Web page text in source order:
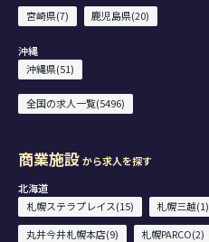
宮崎県(7)
鹿児島県(20)
沖縄
沖縄県(51)
全国の求人一覧(5496)
商業施設から求人を探す
北海道
札幌ステラプレイス(15)
札幌三越(1)
丸井今井札幌本店(9)
札幌PARCO(2)